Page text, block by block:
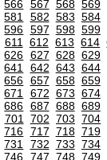
566 567 568 569
581 582 583 584
596 597 598 599
611 612 613 614
626 627 628 629
641 642 643 644
656 657 658 659
671 672 673 674
686 687 688 689
701 702 703 704
716 717 718 719
731 732 733 734
746 747 748 749